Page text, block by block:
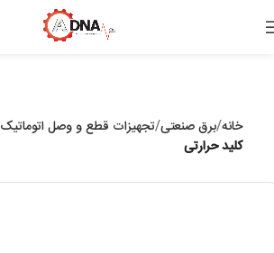
خانه برق صنعتی تجهیزات قطع و وصل اتوماتیک
کلید حرارتی